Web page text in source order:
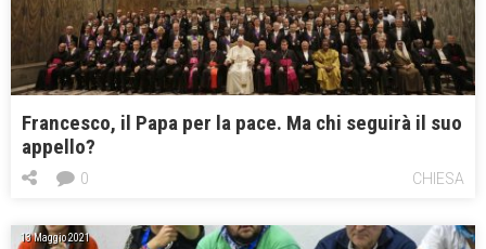
Francesco, il Papa per la pace. Ma chi seguirà il suo
appello?
CHIESA
0
13 Maggio 2021